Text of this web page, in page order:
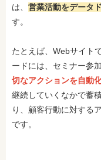
は、 営業活動をデータ
す。
たとえば、Webサイト
ードには、セミナー参
切なアクションを自動
継続していくなかで蓄
り、顧客行動に対する
です。